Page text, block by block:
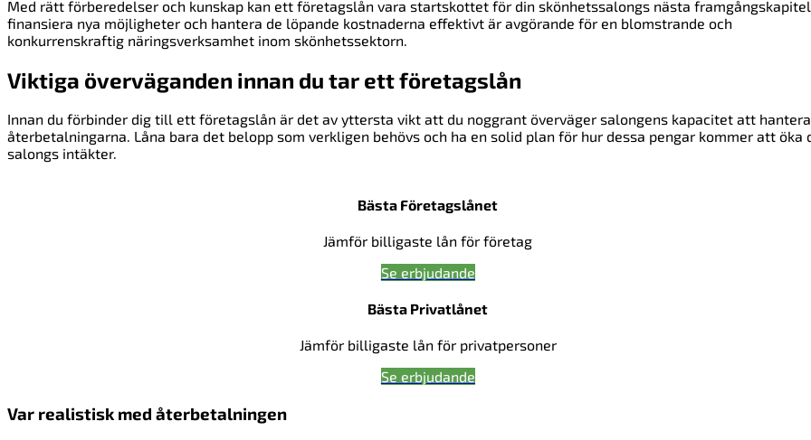
Med rätt förberedelser och kunskap kan ett företagslån vara startskottet för din skönhetssalongs nästa
finansiera nya möjligheter och hantera de löpande kostnaderna effektivt är avgörande för en blomstrande och
konkurrenskraftig näringsverksamhet inom skönhetssektorn.
Viktiga överväganden innan du tar ett företagslån
Innan du förbinder dig till ett företagslån är det av yttersta vikt att du noggrant överväger salongens kapacitet att hantera
återbetalningarna. Låna bara det belopp som verkligen behövs och ha en solid plan för hur dessa pengar kommer att öka
salongs intäkter.
Bästa Företagslånet
Jämför billigaste lån för företag
Se erbjudande
Bästa Privatlånet
Jämför billigaste lån för privatpersoner
Se erbjudande
Var realistisk med återbetalningen